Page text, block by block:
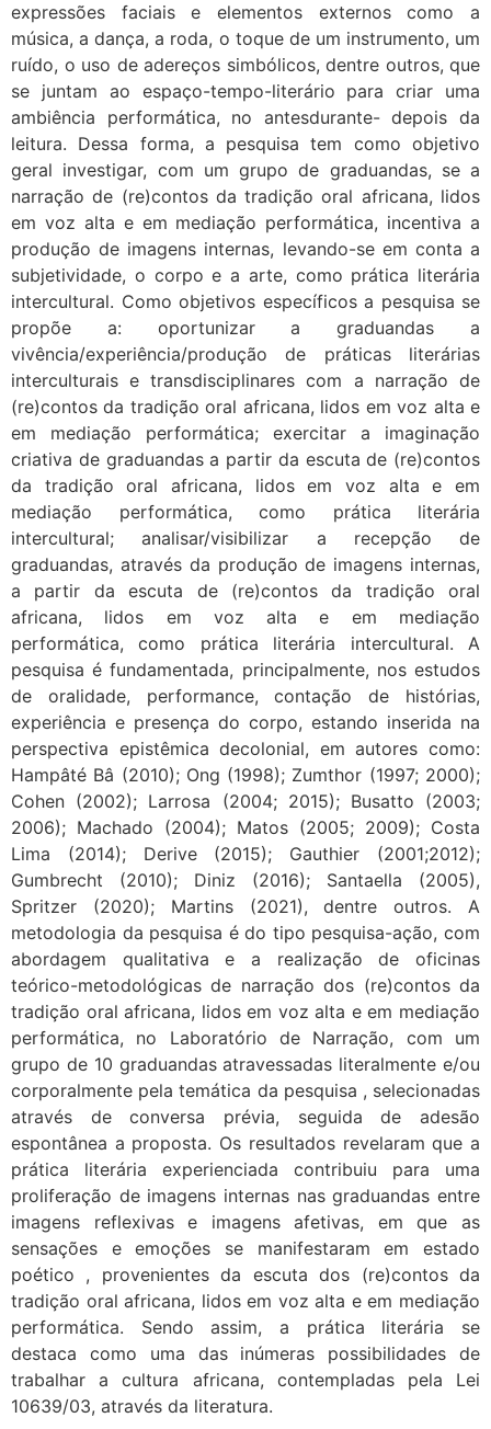
expressões faciais e elementos externos como a
música, a dança, a roda, o toque de um instrumento, um
ruído, o uso de adereços simbólicos, dentre outros, que
se juntam ao espaço-tempo-literário para criar uma
ambiência performática, no antesdurante- depois da
leitura. Dessa forma, a pesquisa tem como objetivo
geral investigar, com um grupo de graduandas, se a
narração de (re)contos da tradição oral africana, lidos
em voz alta e em mediação performática, incentiva a
produção de imagens internas, levando-se em conta a
subjetividade, o corpo e a arte, como prática literária
intercultural. Como objetivos específicos a pesquisa se
propõe a: oportunizar a graduandas a
vivência/experiência/produção de práticas literárias
interculturais e transdisciplinares com a narração de
(re)contos da tradição oral africana, lidos em voz alta e
em mediação performática; exercitar a imaginação
criativa de graduandas a partir da escuta de (re)contos
da tradição oral africana, lidos em voz alta e em
mediação performática, como prática literária
intercultural; analisar/visibilizar a recepção de
graduandas, através da produção de imagens internas,
a partir da escuta de (re)contos da tradição oral
africana, lidos em voz alta e em mediação
performática, como prática literária intercultural. A
pesquisa é fundamentada, principalmente, nos estudos
de oralidade, performance, contação de histórias,
experiência e presença do corpo, estando inserida na
perspectiva epistêmica decolonial, em autores como:
Hampâté Bâ (2010); Ong (1998); Zumthor (1997; 2000);
Cohen (2002); Larrosa (2004; 2015); Busatto (2003;
2006); Machado (2004); Matos (2005; 2009); Costa
Lima (2014); Derive (2015); Gauthier (2001;2012);
Gumbrecht (2010); Diniz (2016); Santaella (2005),
Spritzer (2020); Martins (2021), dentre outros. A
metodologia da pesquisa é do tipo pesquisa-ação, com
abordagem qualitativa e a realização de oficinas
teórico-metodológicas de narração dos (re)contos da
tradição oral africana, lidos em voz alta e em mediação
performática, no Laboratório de Narração, com um
grupo de 10 graduandas atravessadas literalmente e/ou
corporalmente pela temática da pesquisa , selecionadas
através de conversa prévia, seguida de adesão
espontânea a proposta. Os resultados revelaram que a
prática literária experienciada contribuiu para uma
proliferação de imagens internas nas graduandas entre
imagens reflexivas e imagens afetivas, em que as
sensações e emoções se manifestaram em estado
poético , provenientes da escuta dos (re)contos da
tradição oral africana, lidos em voz alta e em mediação
performática. Sendo assim, a prática literária se
destaca como uma das inúmeras possibilidades de
trabalhar a cultura africana, contempladas pela Lei
10639/03, através da literatura.